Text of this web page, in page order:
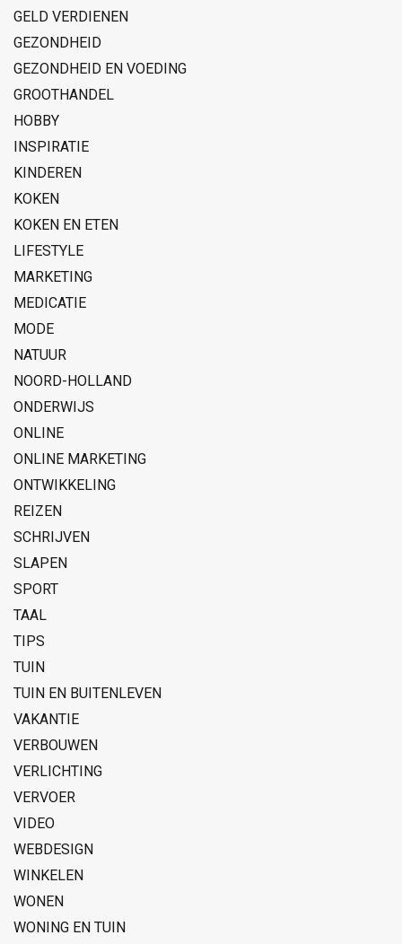
GELD VERDIENEN
GEZONDHEID
GEZONDHEID EN VOEDING
GROOTHANDEL
HOBBY
INSPIRATIE
KINDEREN
KOKEN
KOKEN EN ETEN
LIFESTYLE
MARKETING
MEDICATIE
MODE
NATUUR
NOORD-HOLLAND
ONDERWIJS
ONLINE
ONLINE MARKETING
ONTWIKKELING
REIZEN
SCHRIJVEN
SLAPEN
SPORT
TAAL
TIPS
TUIN
TUIN EN BUITENLEVEN
VAKANTIE
VERBOUWEN
VERLICHTING
VERVOER
VIDEO
WEBDESIGN
WINKELEN
WONEN
WONING EN TUIN